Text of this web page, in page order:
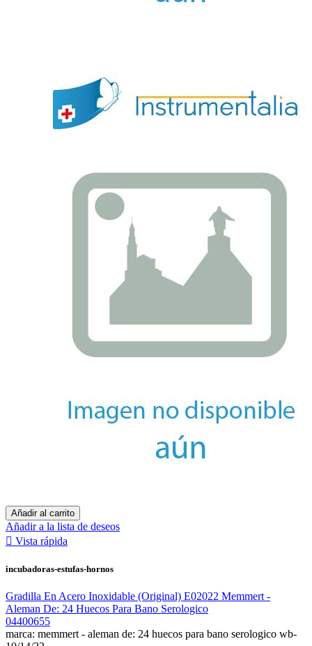
Añadir al carrito
Añadir a la lista de deseos
 Vista rápida
incubadoras-estufas-hornos
Gradilla En Acero Inoxidable (Original) E02022 Memmert -
Aleman De: 24 Huecos Para Bano Serologico
04400655
marca: memmert - aleman de: 24 huecos para bano serologico wb-